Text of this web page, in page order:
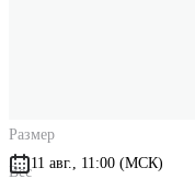
Размер
Вес11 авг., 11:00 (МСК)